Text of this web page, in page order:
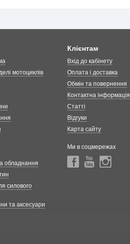
мотоциклів
обладнання
силового
та аксесуари
Клієнтам
Вхід до кабінету
Оплата і доставка
Обмін та повернення
Контактна інформація
Статті
Відгуки
Карта сайту
Ми в соцмережах